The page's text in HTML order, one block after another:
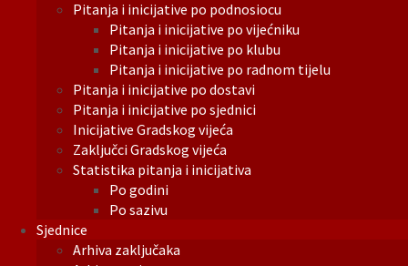
Pitanja i inicijative po podnosiocu
Pitanja i inicijative po vijećniku
Pitanja i inicijative po klubu
Pitanja i inicijative po radnom tijelu
Pitanja i inicijative po dostavi
Pitanja i inicijative po sjednici
Inicijative Gradskog vijeća
Zaključci Gradskog vijeća
Statistika pitanja i inicijativa
Po godini
Po sazivu
Sjednice
Arhiva zaključaka